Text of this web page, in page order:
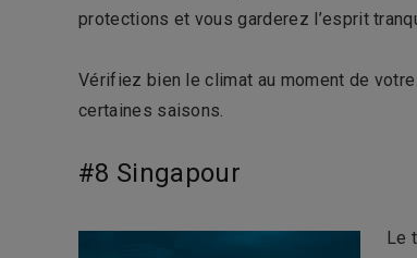
protections et vous garderez l’esprit
Vérifiez bien le climat au moment de
certaines saisons.
#8 Singapour
Le